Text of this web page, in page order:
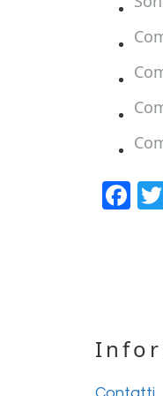
F
o
o